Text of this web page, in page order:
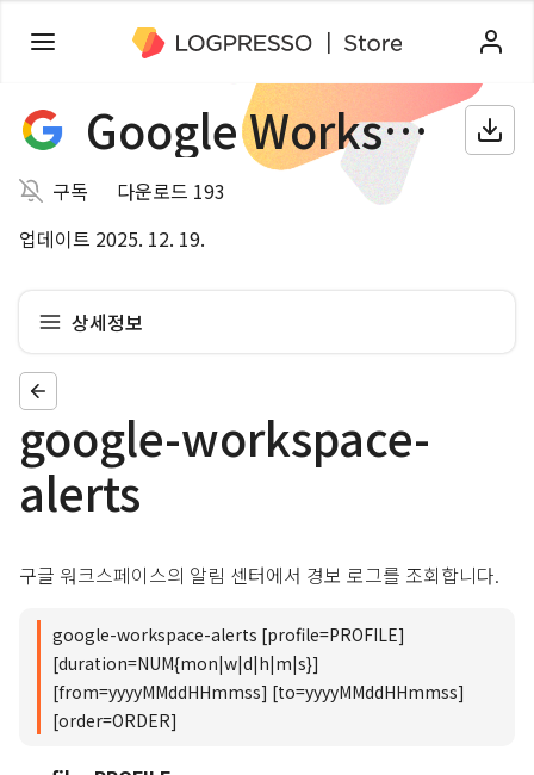
Google Workspace
구독
다운로드 193
업데이트 2025. 12. 19.
상세정보
google-workspace-
alerts
구글 워크스페이스의 알림 센터에서 경보 로그를 조회합니다.
google-workspace-alerts [profile=PROFILE]
[duration=NUM{mon|w|d|h|m|s}]
[from=yyyyMMddHHmmss] [to=yyyyMMddHHmmss]
[order=ORDER]